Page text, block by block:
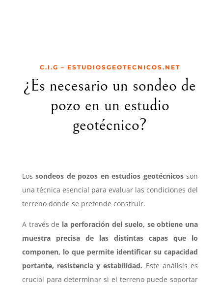
C.I.G – ESTUDIOSGEOTECNICOS.NET
¿Es necesario un sondeo de
pozo en un estudio
geotécnico?
Lossondeos de pozos en estudios geotécnicosson
una técnica esencial para evaluar las condiciones del
terreno donde se pretende construir.
A través de la perforación del suelo, se obtiene una
muestra precisa de las distintas capas que lo
componen, lo que permite identificar su capacidad
portante, resistencia y estabilidad. Este análisis es
crucial para determinar si el terreno puede soportar